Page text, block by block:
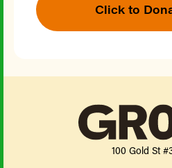
Click to
100 Gold St